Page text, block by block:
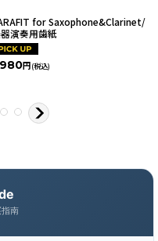
for Saxophone&Clarinet/
演奏用歯紙
円 (税込)
南